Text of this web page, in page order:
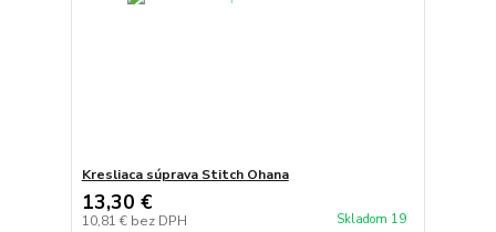
Kresliaca súprava Stitch Ohana
13,30 €
10,81 € bez DPH Skladom 19